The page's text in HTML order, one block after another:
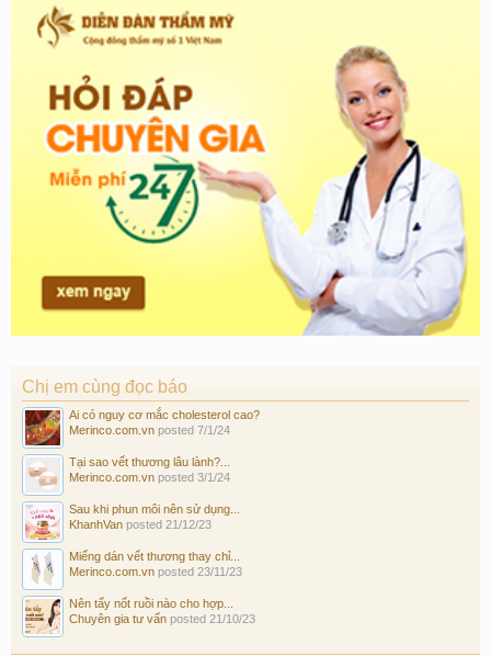
Chị em cùng đọc báo
Ai có nguy cơ mắc cholesterol cao?
Merinco.com.vn posted 7/1/24
Tại sao vết thương lâu lành?...
Merinco.com.vn posted 3/1/24
Sau khi phun môi nên sử dụng...
KhanhVan posted 21/12/23
Miếng dán vết thương thay chỉ...
Merinco.com.vn posted 23/11/23
Nên tẩy nốt ruồi nào cho hợp...
Chuyên gia tư vấn posted 21/10/23